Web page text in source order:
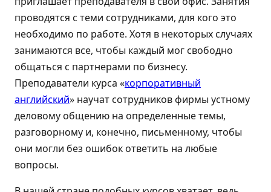
проводятся с теми сотрудниками, для кого это
необходимо по работе. Хотя в некоторых случаях
занимаются все, чтобы каждый мог свободно
общаться с партнерами по бизнесу.
Преподаватели курса «корпоративный
английский» научат сотрудников фирмы устному
деловому общению на определенные темы,
разговорному и, конечно, письменному, чтобы
они могли без ошибок ответить на любые
вопросы.